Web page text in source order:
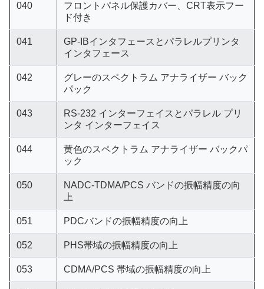
040
フロントパネル保護カバー、CRT表示フー
ド付き
041
GP-IBインタフェースとパラレルプリンタ
インタフェース
042
グレーのスペクトラム アナライザー バック
パック
043
RS-232 インターフェイスとパラレル プリ
ンタ インターフェイス
044
黄色のスペクトラム アナライザー バックパ
ック
050
NADC-TDMA/PCS バンドの振幅精度の向
上
051 PDCバンドの振幅精度の向上
052 PHS帯域の振幅精度の向上
053 CDMA/PCS 帯域の振幅精度の向上